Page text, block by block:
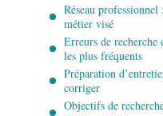
Réseau
métier visé
Erreurs de recherche
les plus fréquents
Préparation
corriger
Objectifs de